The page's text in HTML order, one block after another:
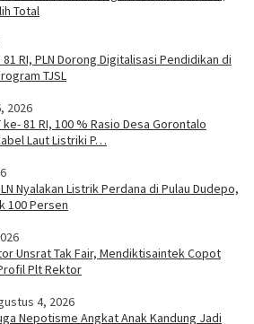
Total
RI, PLN Dorong Digitalisasi Pendidikan di
TJSL
2026
ke- 81 RI, 100 % Rasio Desa Gorontalo
Laut Listriki P…
Nyalakan Listrik Perdana di Pulau Dudepo,
100 Persen
Unsrat Tak Fair, Mendiktisaintek Copot
Plt Rektor
4, 2026
Nepotisme Angkat Anak Kandung Jadi